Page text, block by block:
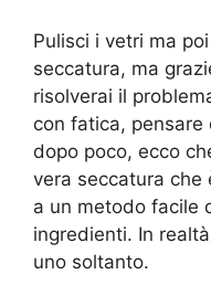
Pulisci i vetri ma
seccatura, ma
risolverai il
con fatica,
dopo poco, ecco
vera seccatura che
a un metodo facile
ingredienti. In
uno soltanto.